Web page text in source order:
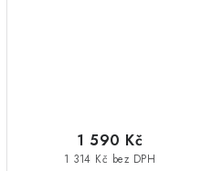
1 314 Kč bez DPH
1 590 Kč